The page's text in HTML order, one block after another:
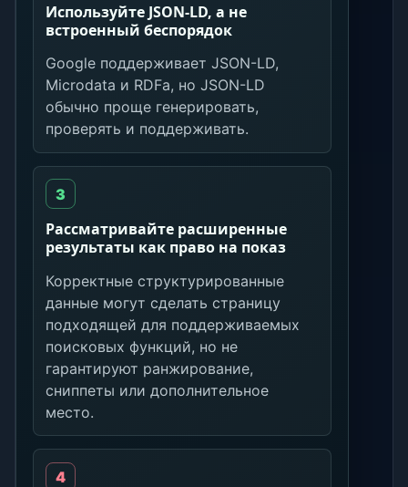
Используйте JSON-LD, а не
встроенный беспорядок
Google поддерживает JSON-LD,
Microdata и RDFa, но JSON-LD
обычно проще генерировать,
проверять и поддерживать.
Рассматривайте расширенные
результаты как право на показ
Корректные структурированные
данные могут сделать страницу
подходящей для поддерживаемых
поисковых функций, но не
гарантируют ранжирование,
сниппеты или дополнительное
место.